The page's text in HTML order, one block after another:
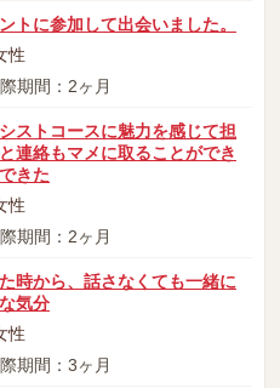
トに参加して出会いました。
性
期間：2ヶ月
ストコースに魅力を感じて担
連絡もマメに取ることができ
きた
性
期間：2ヶ月
時から、話さなくても一緒に
気分
性
期間：3ヶ月